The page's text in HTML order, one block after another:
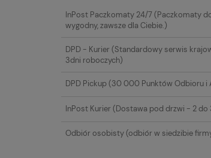
InPost Paczkomaty 24/7(Paczkomaty
wygodny, zawsze dla Ciebie.)
DPD - Kurier(Standardowy serwis
3dni roboczych)
DPD Pickup(30 000 Punktów Odbioru i
InPost Kurier(Dostawa pod drzwi - 2 do
Odbiór osobisty(odbiór w siedzibie